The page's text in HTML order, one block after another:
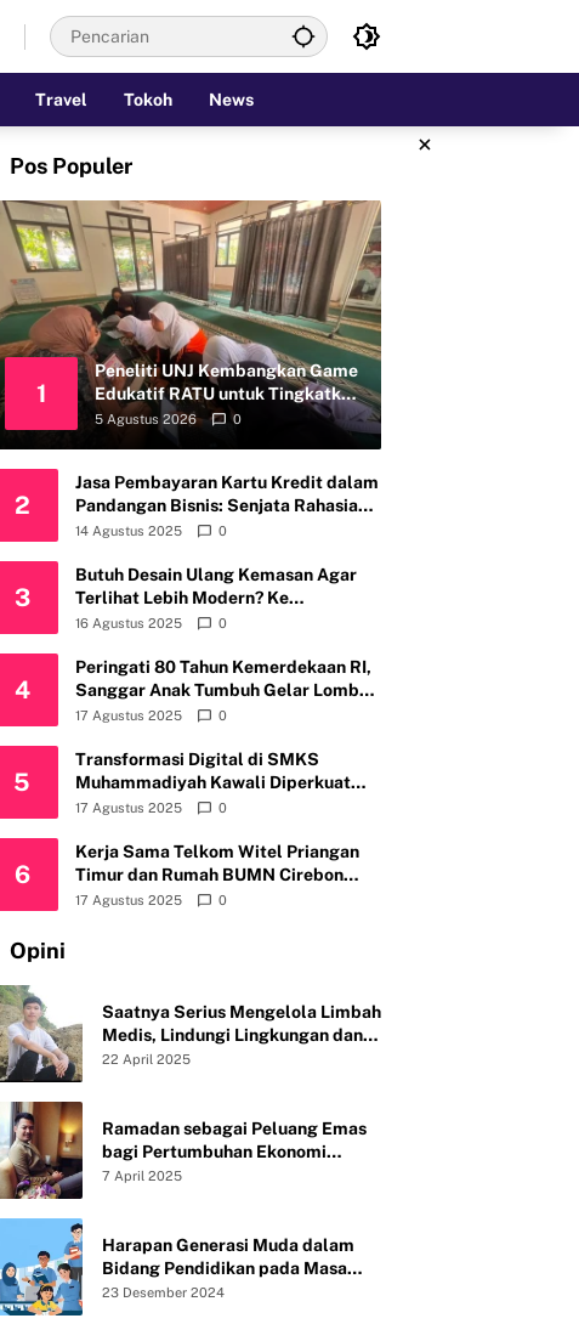
Travel Tokoh News
×
Pos Populer
1
Peneliti UNJ Kembangkan Game
Edukatif RATU untuk Tingkatkan
Kemandirian Perawatan Organ
Reproduksi Anak Hambatan
5 Agustus 2026 0
2
Jasa Pembayaran Kartu Kredit dalam
Pandangan Bisnis: Senjata Rahasia
atau Bom Waktu?
14 Agustus 2025 0
3
Butuh Desain Ulang Kemasan Agar
Terlihat Lebih Modern? Ke
Fruitylogic.com Aja
16 Agustus 2025 0
4
Peringati 80 Tahun Kemerdekaan RI,
Sanggar Anak Tumbuh Gelar Lomba
Mewarnai & Menggambar, Ajak Anak
17 Agustus 2025 0
5
Transformasi Digital di SMKS
Muhammadiyah Kawali Diperkuat
Telkom Witel Priangan Timur
17 Agustus 2025 0
6
Kerja Sama Telkom Witel Priangan
Timur dan Rumah BUMN Cirebon
Tingkatkan Daya Saing Usaha
17 Agustus 2025 0
Opini
Saatnya Serius Mengelola Limbah
Medis, Lindungi Lingkungan dan
Kesehatan Publik
22 April 2025
Ramadan sebagai Peluang Emas
bagi Pertumbuhan Ekonomi
Syariah UMKM
7 April 2025
Harapan Generasi Muda dalam
Bidang Pendidikan pada Masa
Presiden Baru Republik Indonesia
23 Desember 2024